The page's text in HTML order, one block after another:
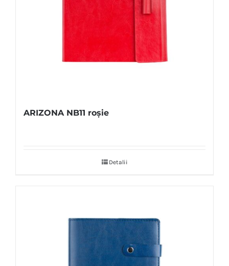
ARIZONA NB11 roșie
Detalii